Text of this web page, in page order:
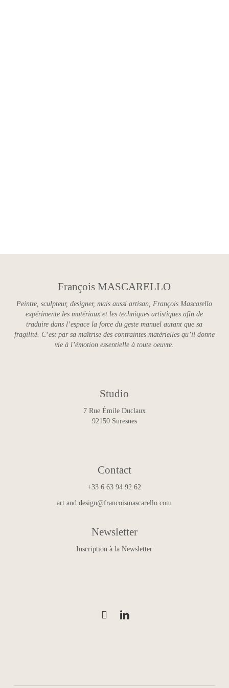
François MASCARELLO
Peintre, sculpteur, designer, mais aussi artisan, François Mascarello
expérimente les matériaux et les techniques artistiques afin de
traduire dans l’espace la force du geste manuel autant que sa
fragilité. C’est par sa maîtrise des contraintes matérielles qu’il donne
vie à l’émotion essentielle à toute oeuvre.
Studio
7 Rue Émile Duclaux
92150 Suresnes
Contact
+33 6 63 94 92 62
art.and.design@francoismascarello.com
Newsletter
Inscription à la Newsletter